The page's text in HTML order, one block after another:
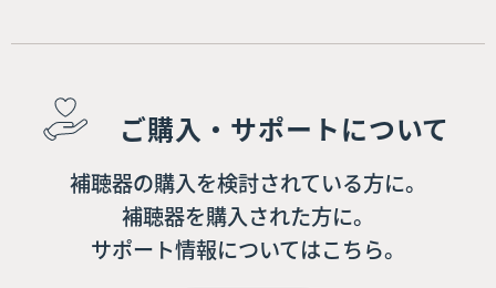
ご購入・サポートについて
補聴器の購入を検討されている方に。
補聴器を購入された方に。
サポート情報についてはこちら。